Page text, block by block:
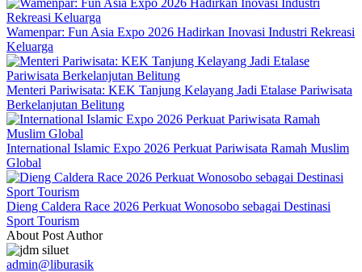
Wamenpar: Fun Asia Expo 2026 Hadirkan Inovasi Industri Rekreasi
Keluarga
Menteri Pariwisata: KEK Tanjung Kelayang Jadi Etalase Pariwisata
Berkelanjutan Belitung
International Islamic Expo 2026 Perkuat Pariwisata Ramah Muslim
Global
Dieng Caldera Race 2026 Perkuat Wonosobo sebagai Destinasi
Sport Tourism
About Post Author
admin@liburasik